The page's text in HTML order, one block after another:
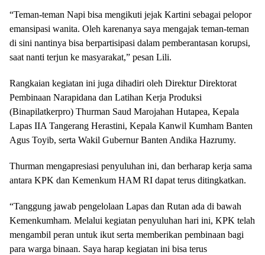
“Teman-teman Napi bisa mengikuti jejak Kartini sebagai pelopor
emansipasi wanita. Oleh karenanya saya mengajak teman-teman
di sini nantinya bisa berpartisipasi dalam pemberantasan korupsi,
saat nanti terjun ke masyarakat,” pesan Lili.
Rangkaian kegiatan ini juga dihadiri oleh Direktur Direktorat
Pembinaan Narapidana dan Latihan Kerja Produksi
(Binapilatkerpro) Thurman Saud Marojahan Hutapea, Kepala
Lapas IIA Tangerang Herastini, Kepala Kanwil Kumham Banten
Agus Toyib, serta Wakil Gubernur Banten Andika Hazrumy.
Thurman mengapresiasi penyuluhan ini, dan berharap kerja sama
antara KPK dan Kemenkum HAM RI dapat terus ditingkatkan.
“Tanggung jawab pengelolaan Lapas dan Rutan ada di bawah
Kemenkumham. Melalui kegiatan penyuluhan hari ini, KPK telah
mengambil peran untuk ikut serta memberikan pembinaan bagi
para warga binaan. Saya harap kegiatan ini bisa terus